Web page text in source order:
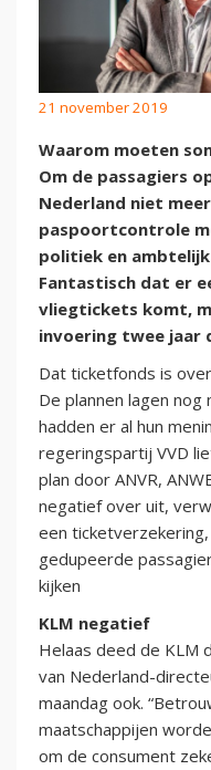
21 november 2019
Waarom moeten
Om de passagiers
Nederland niet
paspoortcontrole
politiek en
Fantastisch dat er
vliegtickets komt,
invoering twee jaar
Dat ticketfonds is
De plannen lagen
hadden er al hun
regeringspartij VVD
plan door ANVR,
negatief over uit,
een
gedupeerde
kijken
KLM negatief
Helaas deed de KLM
van Nederland-
maandag ook.
maatschappijen
om de consument